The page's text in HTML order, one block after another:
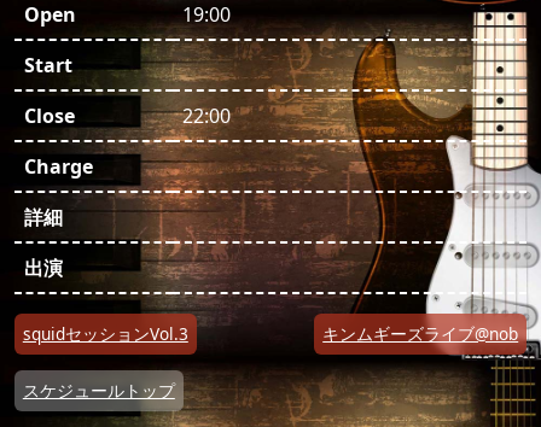
Open
19:00
Start
Close
22:00
Charge
詳細
出演
投稿ナビゲーション
squidセッションVol.3 キンムギーズライブ@nob
スケジュールトップ